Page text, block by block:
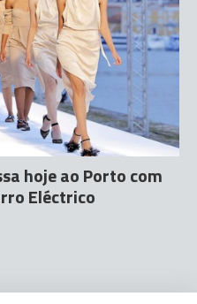
hoje ao Porto com
Eléctrico